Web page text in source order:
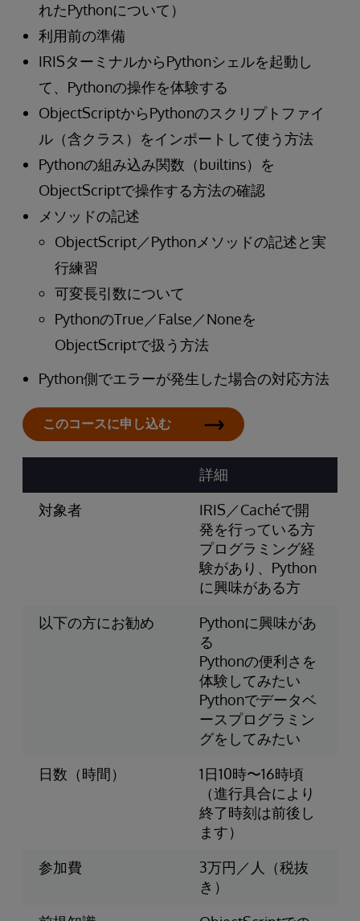
れたPythonについて）
利用前の準備
IRISターミナルからPythonシェルを起動し
て、Pythonの操作を体験する
ObjectScriptからPythonのスクリプトファイ
ル（含クラス）をインポートして使う方法
Pythonの組み込み関数（builtins）を
ObjectScriptで操作する方法の確認
メソッドの記述
ObjectScript／Pythonメソッドの記述と実
行練習
可変長引数について
PythonのTrue／False／Noneを
ObjectScriptで扱う方法
Python側でエラーが発生した場合の対応方法
このコースに申し込む
詳細
対象者
IRIS／Cachéで開
発を行っている方
プログラミング経
験があり、Python
に興味がある方
以下の方にお勧め
Pythonに興味があ
る
Pythonの便利さを
体験してみたい
Pythonでデータベ
ースプログラミン
グをしてみたい
日数（時間）
1日10時〜16時頃
（進行具合により
終了時刻は前後し
ます）
参加費
3万円／人（税抜
き）